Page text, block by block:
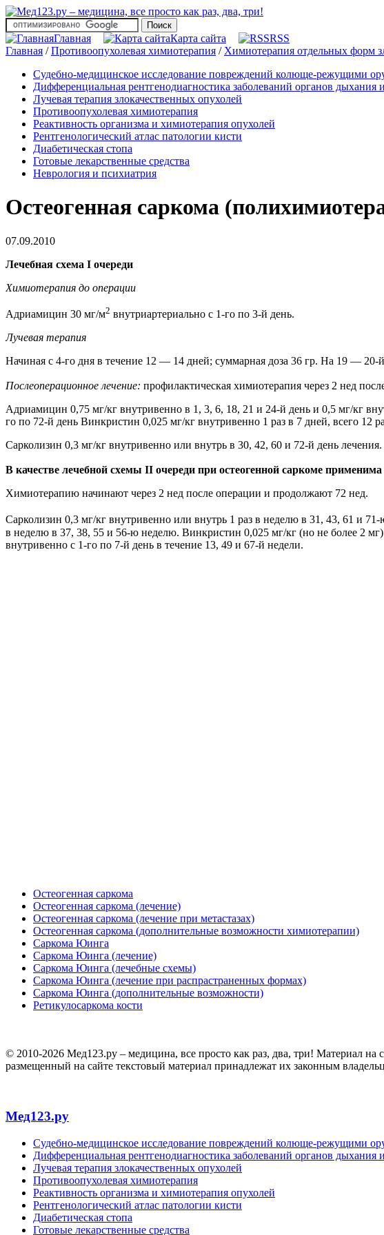
Главная Карта сайта
RSS
Главная /Противоопухолевая химиотерапия / Химиотерапия отдельных форм
Судебно-медицинское исследование повреждений колюще-режущими
Дифференциальная рентгенодиагностика заболеваний органов дыхания
Лучевая терапия злокачественных опухолей
Противоопухолевая химиотерапия
Реактивность организма и химиотерапия опухолей
Рентгенологический атлас патологии кисти
Диабетическая стопа
Готовые лекарственные средства
Неврология и психиатрия
Остеогенная саркома
07.09.2010
Лечебная схема I очереди
Химиотерапия до операции
Адриамицин 30 мг/м2 внутриартериально с 1-го по 3-й день.
Лучевая терапия
Начиная с 4-го дня в течение 12 — 14 дней; суммарная доза 36 гр. На 19 — 20-
Послеоперационное лечение: профилактическая химиотерапия через 2 нед
Адриамицин 0,75 мг/кг внутривенно в 1, 3, 6, 18, 21 и 24-й день и 0,5 мг/кг
го по 72-й день Винкристин 0,025 мг/кг внутривенно 1 раз в 7 дней, всего 12
Сарколизин 0,3 мг/кг внутривенно или внутрь в 30, 42, 60 и 72-й день лечения.
В качестве лечебной схемы II очереди при остеогенной саркоме
Химиотерапию начинают через 2 нед после операции и продолжают 72 нед.
Сарколизин 0,3 мг/кг внутривенно или внутрь 1 раз в неделю в 31, 43, 61 и
в неделю в 37, 38, 55 и 56-ю неделю. Винкристин 0,025 мг/кг (но не более 2
внутривенно с 1-го по 7-й день в течение 13, 49 и 67-й недели.
Остеогенная саркома
Остеогенная саркома (лечение)
Остеогенная саркома (лечение при метастазах)
Остеогенная саркома (дополнительные возможности химиотерапии)
Саркома Юинга
Саркома Юинга (лечение)
Саркома Юинга (лечебные схемы)
Саркома Юинга (лечение при распрастраненных формах)
Саркома Юинга (дополнительные возможности)
Ретикулосаркома кости
© 2010-2026 Мед123.ру – медицина, все просто как раз, два, три! Материал на
размещенный на сайте текстовый материал принадлежат их законным
Мед123.ру
Судебно-медицинское исследование повреждений колюще-режущими
Дифференциальная рентгенодиагностика заболеваний органов дыхания
Лучевая терапия злокачественных опухолей
Противоопухолевая химиотерапия
Реактивность организма и химиотерапия опухолей
Рентгенологический атлас патологии кисти
Диабетическая стопа
Готовые лекарственные средства